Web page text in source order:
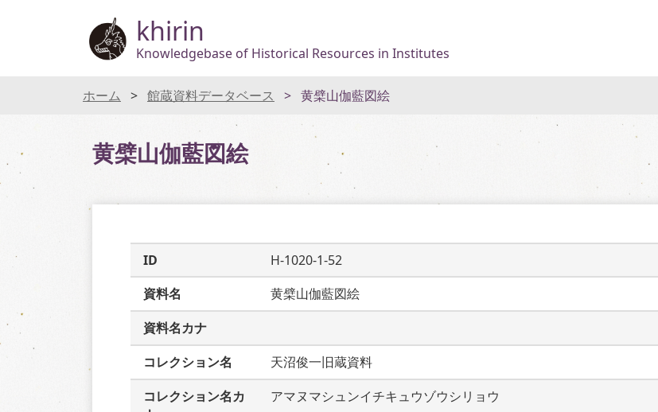
khirin
Knowledgebase of Historical Resources in Institutes
ホーム 館蔵資料データベース 黄檗山伽藍図絵
黄檗山伽藍図絵
ID
H-1020-1-52
資料名
黄檗山伽藍図絵
資料名カナ
コレクション名
天沼俊一旧蔵資料
コレクション名カ
アマヌマシュンイチキュウゾウシリョウ